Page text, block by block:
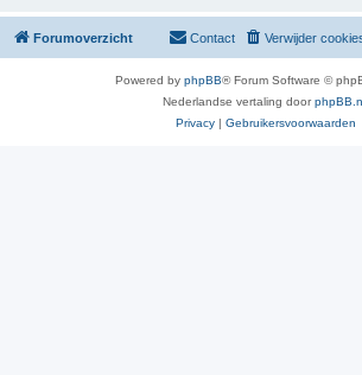
Forumoverzicht Verwijder
Contact
Powered by phpBB® Forum Software ©
Nederlandse vertaling door
Privacy | Gebruikersvoorwaarden